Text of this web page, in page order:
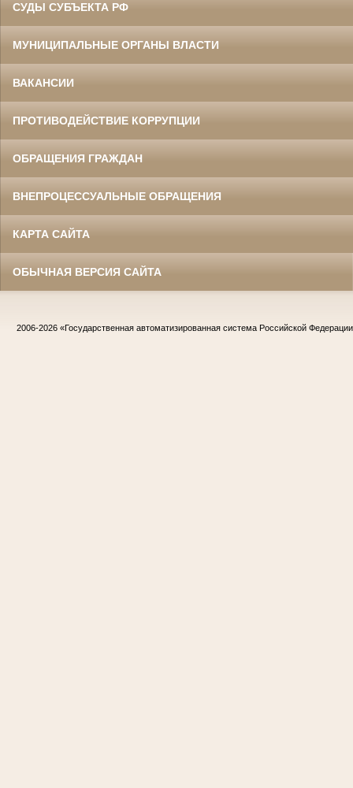
СУДЫ СУБЪЕКТА РФ
МУНИЦИПАЛЬНЫЕ ОРГАНЫ ВЛАСТИ
ВАКАНСИИ
ПРОТИВОДЕЙСТВИЕ КОРРУПЦИИ
ОБРАЩЕНИЯ ГРАЖДАН
ВНЕПРОЦЕССУАЛЬНЫЕ ОБРАЩЕНИЯ
КАРТА САЙТА
ОБЫЧНАЯ ВЕРСИЯ САЙТА
2006-2026 «Государственная автоматизированная система Российской